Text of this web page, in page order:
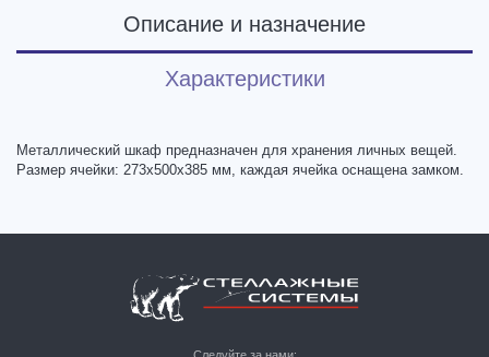
Описание и назначение
Характеристики
Металлический шкаф предназначен для хранения личных вещей.
Размер ячейки: 273х500х385 мм, каждая ячейка оснащена замком.